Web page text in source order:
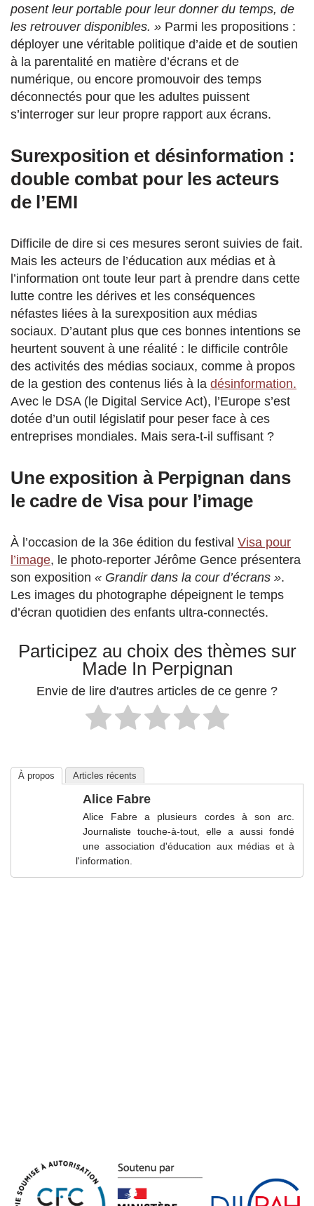
posent leur portable pour leur donner du temps, de
les retrouver disponibles. » Parmi les propositions :
déployer une véritable politique d’aide et de soutien
à la parentalité en matière d’écrans et de
numérique, ou encore promouvoir des temps
déconnectés pour que les adultes puissent
s’interroger sur leur propre rapport aux écrans.
Surexposition et désinformation :
double combat pour les acteurs
de l’EMI
Difficile de dire si ces mesures seront suivies de fait.
Mais les acteurs de l’éducation aux médias et à
l’information ont toute leur part à prendre dans cette
lutte contre les dérives et les conséquences
néfastes liées à la surexposition aux médias
sociaux. D’autant plus que ces bonnes intentions se
heurtent souvent à une réalité : le difficile contrôle
des activités des médias sociaux, comme à propos
de la gestion des contenus liés à la désinformation.
Avec le DSA (le Digital Service Act), l’Europe s’est
dotée d’un outil législatif pour peser face à ces
entreprises mondiales. Mais sera-t-il suffisant ?
Une exposition à Perpignan dans
le cadre de Visa pour l’image
À l’occasion de la 36e édition du festival Visa pour
l’image, le photo-reporter Jérôme Gence présentera
son exposition « Grandir dans la cour d’écrans ».
Les images du photographe dépeignent le temps
d’écran quotidien des enfants ultra-connectés.
Participez au choix des thèmes sur
Made In Perpignan
Envie de lire d'autres articles de ce genre ?
À propos Articles récents
Alice Fabre
Alice Fabre a plusieurs cordes à son arc.
Journaliste touche-à-tout, elle a aussi fondé
une association d'éducation aux médias et à
l'information.